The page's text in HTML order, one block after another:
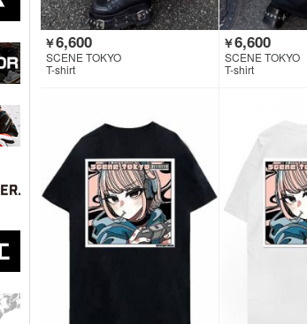
￥6,600
SCENE TOKYO
T-shirt
￥6,600
SCENE TOKYO
T-shirt